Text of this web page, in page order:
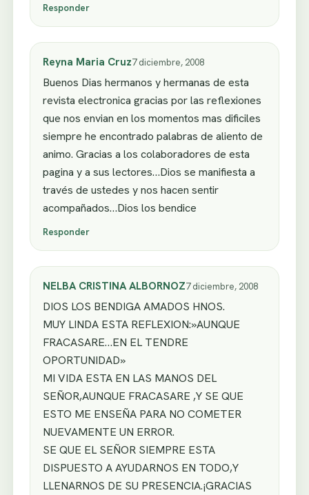
Responder
Reyna Maria Cruz7 diciembre, 2008
Buenos Dias hermanos y hermanas de esta
revista electronica gracias por las reflexiones
que nos envian en los momentos mas dificiles
siempre he encontrado palabras de aliento de
animo. Gracias a los colaboradores de esta
pagina y a sus lectores…Dios se manifiesta a
través de ustedes y nos hacen sentir
acompañados…Dios los bendice
Responder
NELBA CRISTINA ALBORNOZ7 diciembre, 2008
DIOS LOS BENDIGA AMADOS HNOS.
MUY LINDA ESTA REFLEXION:»AUNQUE
FRACASARE…EN EL TENDRE
OPORTUNIDAD»
MI VIDA ESTA EN LAS MANOS DEL
SEÑOR,AUNQUE FRACASARE ,Y SE QUE
ESTO ME ENSEÑA PARA NO COMETER
NUEVAMENTE UN ERROR.
SE QUE EL SEÑOR SIEMPRE ESTA
DISPUESTO A AYUDARNOS EN TODO,Y
LLENARNOS DE SU PRESENCIA.¡GRACIAS